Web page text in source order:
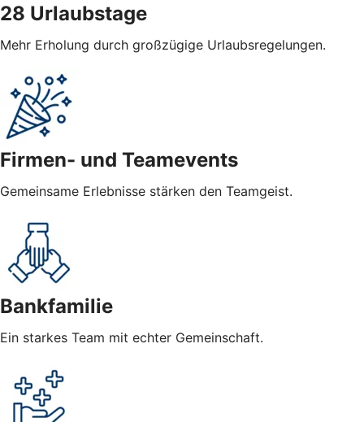
28 Urlaubstage
Mehr Erholung durch großzügige Urlaubsregelungen.
Firmen- und Teamevents
Gemeinsame Erlebnisse stärken den Teamgeist.
Bankfamilie
Ein starkes Team mit echter Gemeinschaft.